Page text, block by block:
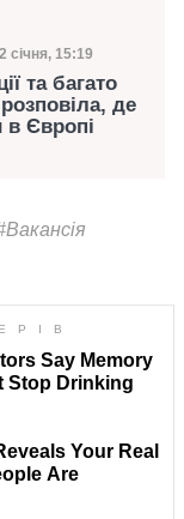
публікації
січня, 15:19
та багато
де
Європі